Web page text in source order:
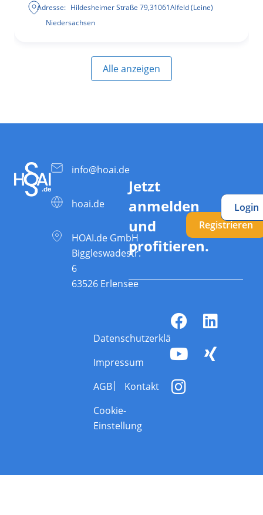
Adresse: Hildesheimer Straße 79,31061Alfeld (Leine)
Niedersachsen
Alle anzeigen
info@hoai.de
hoai.de
HOAI.de GmbH
Biggleswadestr.
6
63526 Erlensee
Jetzt
anmelden
und
profitieren.
Registrieren
Login
Datenschutzerklärung
Impressum
AGB
Kontakt
Cookie-
Einstellung